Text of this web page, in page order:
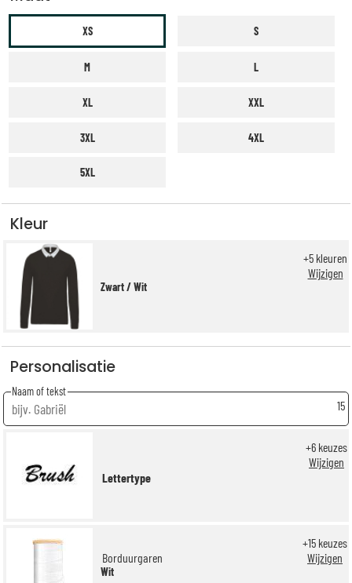
XS S
M L
XL XXL
3XL 4XL
5XL
Kleur
Zwart / Wit
+5 kleuren
Wijzigen
Personalisatie
Naam of tekst
15
Lettertype
+6 keuzes
Wijzigen
Borduurgaren
Wit
+15 keuzes
Wijzigen